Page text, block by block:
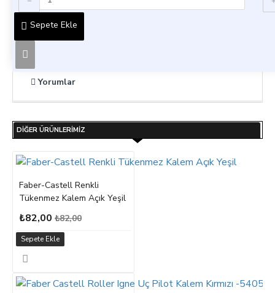
Sepete Ekle
Ürün Bilgisi
Faber-Castell Permanent (M) Mavi
Yorumlar
DIĞER ÜRÜNLERIMIZ
Faber-Castell Renkli
Tükenmez Kalem Açık Yeşil
₺82,00 ₺82,00
Sepete Ekle